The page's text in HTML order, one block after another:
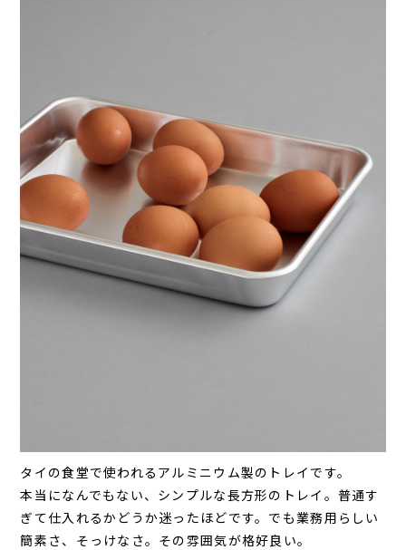
タイの食堂で使われるアルミニウム製のトレイです。
本当になんでもない、シンプルな長方形のトレイ。普通す
ぎて仕入れるかどうか迷ったほどです。でも業務用らしい
簡素さ、そっけなさ。その雰囲気が格好良い。